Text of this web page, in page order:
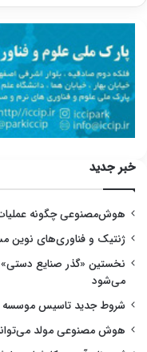
خبر جدید
هوش‌مصنوعی چگونه عملیات
ژنتیک و فناوری‌های نوین
نخستین «گذر صنایع دستی»
می‌شود
شروط جدید تاسیس موسسه
هوش مصنوعی مولد